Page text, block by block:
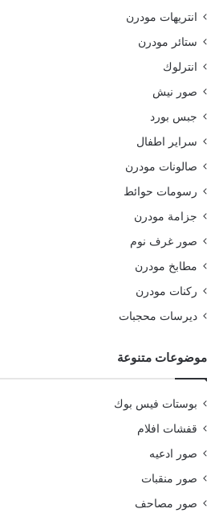
انتريهات مودرن
ستائر مودرن
انترلوك
صور نيش
جبس بورد
سراير اطفال
صالونات مودرن
رسومات حوائط
جزامة مودرن
صور غرف نوم
مطابخ مودرن
ركنات مودرن
ديرسات محجبات
موضوعات متنوعة
بوستات فيس بوك
قفشات افلام
صور ادعيه
صور منقبات
صور مصاحف